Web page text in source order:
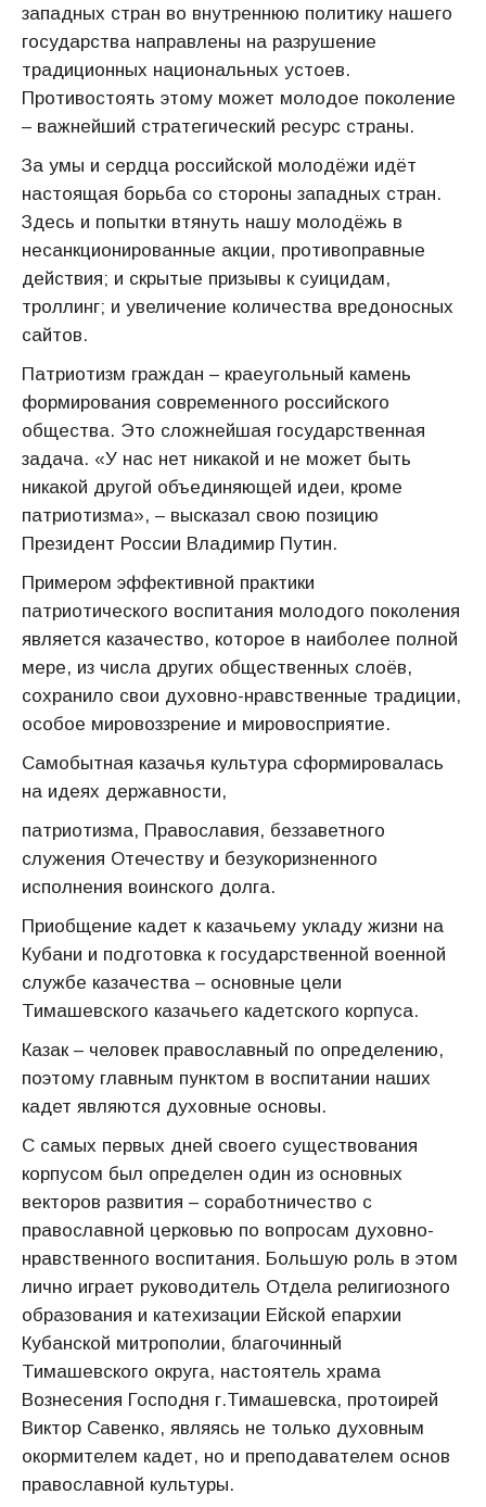
западных стран во внутреннюю политику нашего
государства направлены на разрушение
традиционных национальных устоев.
Противостоять этому может молодое поколение
– важнейший стратегический ресурс страны.
За умы и сердца российской молодёжи идёт
настоящая борьба со стороны западных стран.
Здесь и попытки втянуть нашу молодёжь в
несанкционированные акции, противоправные
действия; и скрытые призывы к суицидам,
троллинг; и увеличение количества вредоносных
сайтов.
Патриотизм граждан – краеугольный камень
формирования современного российского
общества. Это сложнейшая государственная
задача. «У нас нет никакой и не может быть
никакой другой объединяющей идеи, кроме
патриотизма», – высказал свою позицию
Президент России Владимир Путин.
Примером эффективной практики
патриотического воспитания молодого поколения
является казачество, которое в наиболее полной
мере, из числа других общественных слоёв,
сохранило свои духовно-нравственные традиции,
особое мировоззрение и мировосприятие.
Самобытная казачья культура сформировалась
на идеях державности,
патриотизма, Православия, беззаветного
служения Отечеству и безукоризненного
исполнения воинского долга.
Приобщение кадет к казачьему укладу жизни на
Кубани и подготовка к государственной военной
службе казачества – основные цели
Тимашевского казачьего кадетского корпуса.
Казак – человек православный по определению,
поэтому главным пунктом в воспитании наших
кадет являются духовные основы.
С самых первых дней своего существования
корпусом был определен один из основных
векторов развития – соработничество с
православной церковью по вопросам духовно-
нравственного воспитания. Большую роль в этом
лично играет руководитель Отдела религиозного
образования и катехизации Ейской епархии
Кубанской митрополии, благочинный
Тимашевского округа, настоятель храма
Вознесения Господня г.Тимашевска, протоирей
Виктор Савенко, являясь не только духовным
окормителем кадет, но и преподавателем основ
православной культуры.